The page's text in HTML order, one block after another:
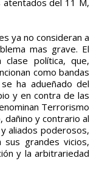
del 11 M,
ya no consideran a
mas grave. El
política, que,
como bandas
ha adueñado del
y en contra de las
Terrorismo
y contrario al
aliados poderosos,
grandes vicios,
y la arbitrariedad